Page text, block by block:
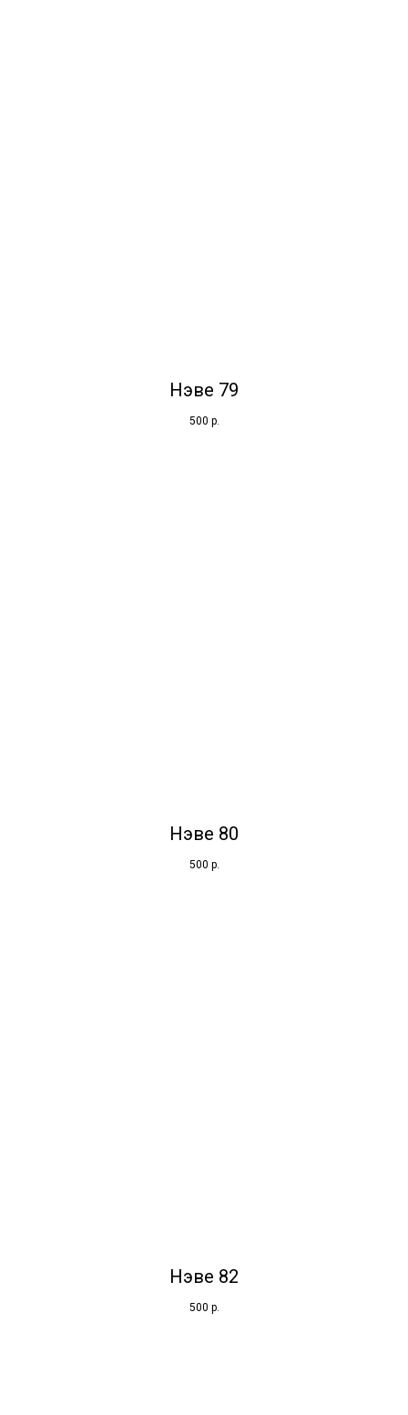
Нэве 79
500 р.
Нэве 80
500 р.
Нэве 82
500 р.